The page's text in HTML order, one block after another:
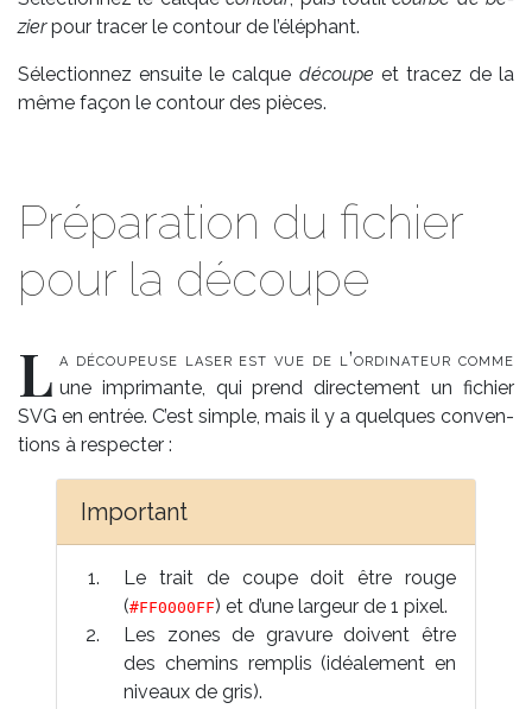
zierpour tra­cer le contour de l’élé­phant.
Sé­lec­tion­nez en­suite le calque dé­coupe et tra­cez de la
même fa­çon le contour des pièces.
Préparation du fichier
pour la découpe
L a dé­cou­peuse la­ser est vue de l’or­di­na­teur comme
une im­pri­man­te, qui prend di­rec­te­ment un fi­chier
SVG en en­trée. C’est sim­ple, mais il y a quelques conven­
tions à res­pec­ter :
Im­por­tant
Le trait de coupe doit être rouge
(#FF0000FF) et d’une lar­­geur de 1 pixel.
Les zones de gra­­vure doivent être
des che­­mins rem­­plis (i­­déa­­le­­ment en
ni­­veaux de gris).